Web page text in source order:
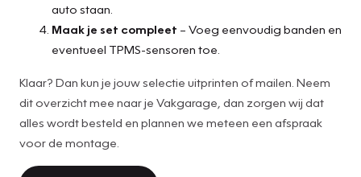
auto staan.
Maak je set compleet – Voeg eenvoudig banden en
eventueel TPMS-sensoren toe.
Klaar? Dan kun je jouw selectie uitprinten of mailen. Neem
dit overzicht mee naar je Vakgarage, dan zorgen wij dat
alles wordt besteld en plannen we meteen een afspraak
voor de montage.